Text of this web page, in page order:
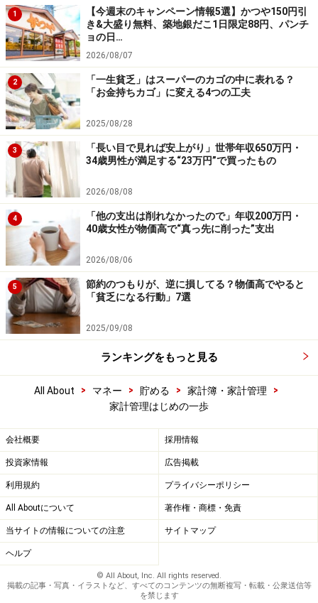
1
【今週末のキャンペーン情報5選】かつや150円引
き&大盛り無料、築地銀だこ1日限定88円、パンチ
ョの日…
2026/08/07
2
「一生貧乏」はスーパーのカゴの中に表れる？
「お金持ちカゴ」に変える4つの工夫
2025/08/28
3
「長い目で見れば安上がり」世帯年収650万円・
34歳男性が満足する“23万円”で買ったもの
2026/08/08
4
「他の支出は削れなかったので」年収200万円・
40歳女性が物価高で“真っ先に削った”支出
2026/08/06
5
節約のつもりが、逆に損してる？物価高でやると
「貧乏になる行動」7選
2025/09/08
ランキングをもっと見る
All About > マネー > 貯める > 家計簿・家計管理
>
家計管理はじめの一歩
会社概要 採用情報
投資家情報 広告掲載
利用規約 プライバシーポリシー
All Aboutについて 著作権・商標・免責
当サイトの情報についての注意 サイトマップ
ヘルプ
© All About, Inc. All rights reserved.
掲載の記事・写真・イラストなど、すべてのコンテンツの無断複写・転載・公衆送信等
を禁じます